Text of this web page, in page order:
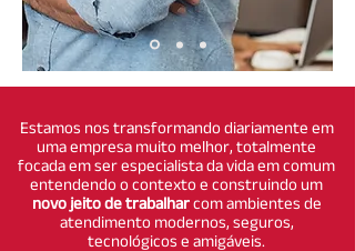
Ver Depoimentos
Estamos nos transformando diariamente em
uma empresa muito melhor, totalmente
focada em ser especialista da vida em comum
entendendo o contexto e construindo um
novo jeito de trabalharcom ambientes de
atendimento modernos, seguros,
tecnológicos e amigáveis.